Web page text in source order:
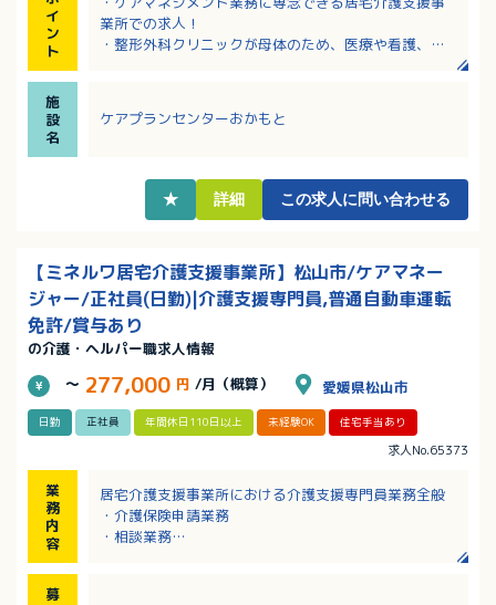
イ
ン
ト
業所での求人！
・整形外科クリニックが母体のため、医療や看護、リ
の時間をしっかり確保できます！
・年間賞与の前年度支給実績は計3.6ヶ月～4.2ヶ月
境でチャレンジしたい方におすすめです！
施
設
名
ケアプランセンターおかもと
★ 詳細 この求人に問い合わせる
【ミネルワ居宅介護支援事業所】松山市/ケアマネー
ジャー/正社員(日勤)|介護支援専門員,普通自動車運転
免許/賞与あり
の介護・ヘルパー職求人情報
～ 277,000 円 /月（概算） 愛媛県松山市
日勤 正社員 年間休日110日以上 未経験OK 住宅手当あり
求人No.65373
業
務
内
容
居宅介護支援事業所における介護支援専門員業務全般
・介護保険申請業務
・相談業務
募